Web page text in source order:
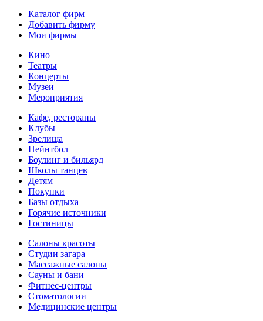
Каталог фирм
Добавить фирму
Мои фирмы
Кино
Театры
Концерты
Музеи
Мероприятия
Кафе, рестораны
Клубы
Зрелища
Пейнтбол
Боулинг и бильярд
Школы танцев
Детям
Покупки
Базы отдыха
Горячие источники
Гостиницы
Салоны красоты
Студии загара
Массажные салоны
Сауны и бани
Фитнес-центры
Стоматологии
Медицинские центры